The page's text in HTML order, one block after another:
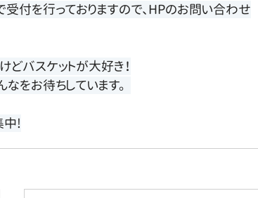
付を行っておりますので、HPのお問い合わせ
どバスケットが大好き！
なをお待ちしています。
中!